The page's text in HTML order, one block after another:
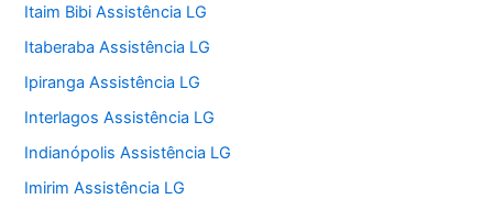
Itaim Bibi Assistência LG
Itaberaba Assistência LG
Ipiranga Assistência LG
Interlagos Assistência LG
Indianópolis Assistência LG
Imirim Assistência LG